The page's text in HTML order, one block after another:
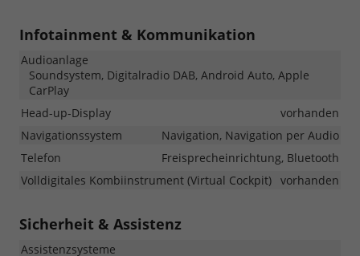
Infotainment & Kommunikation
Audioanlage
Soundsystem, Digitalradio DAB, Android Auto, Apple
CarPlay
Head-up-Display
vorhanden
Navigationssystem
Navigation, Navigation per Audio
Telefon
Freisprecheinrichtung, Bluetooth
Volldigitales Kombiinstrument (Virtual Cockpit) vorhanden
Sicherheit & Assistenz
Assistenzsysteme